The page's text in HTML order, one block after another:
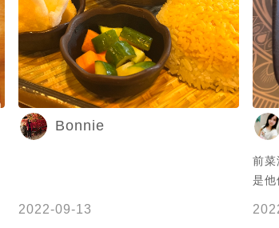
Bonnie
2022-09-13
前菜
是他